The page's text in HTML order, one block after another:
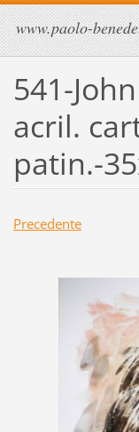
www.paolo-
541-
acril.
patin.-
Precedente